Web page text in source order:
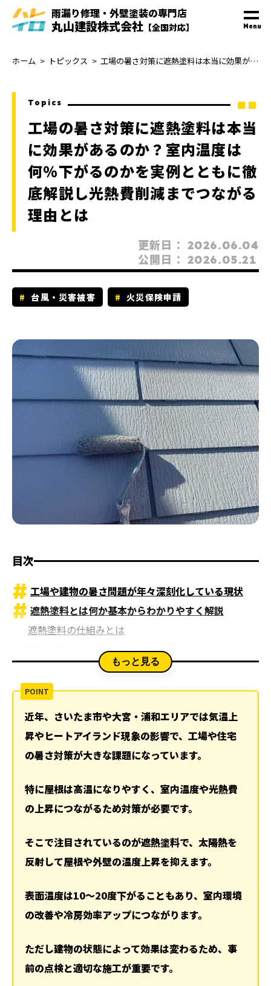
雨漏り修理・外壁塗装の専門店
丸山建設株式会社 【全国対応】 Menu
ホーム トピックス 工場の暑さ対策に遮熱塗料は本当に効果があるのか？室内温度は何％下がるのかを実例とともに徹底解説し光熱費削減までつながる理由とは
Topics
工場の暑さ対策に遮熱塗料は本当
に効果があるのか？室内温度は
何％下がるのかを実例とともに徹
底解説し光熱費削減までつながる
理由とは
更新日：2026.06.04
公開日：2026.05.21
台風・災害被害 火災保険申請
目次
もっと見る
工場や建物の暑さ問題が年々深刻化している現状
遮熱塗料とは何か基本からわかりやすく解説
遮熱塗料の仕組みとは
通常の塗装との違い
本当に効果があるのか実際の温度変化
1 表面温度はどれくらい下がるのか
2 室内温度は何パーセント下がるのか
遮熱塗料のメリットと注意点
1 メリットは光熱費削減と快適性
なぜ今遮熱塗料が注目されているのか
1 原油価格と塗料価格の関係
実際の施工現場で感じる効果と変化
1 工場や倉庫での導入事例
2 火災保険が使えるケースもある
まとめ
近年、さいたま市や大宮・浦和エリアでは気温上
昇やヒートアイランド現象の影響で、工場や住宅
の暑さ対策が大きな課題になっています。
特に屋根は高温になりやすく、室内温度や光熱費
の上昇につながるため対策が必要です。
そこで注目されているのが遮熱塗料で、太陽熱を
反射して屋根や外壁の温度上昇を抑えます。
表面温度は10〜20度下がることもあり、室内環境
の改善や冷房効率アップにつながります。
ただし建物の状態によって効果は変わるため、事
前の点検と適切な施工が重要です。